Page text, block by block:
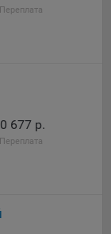
Переплата
677 р.
Переплата